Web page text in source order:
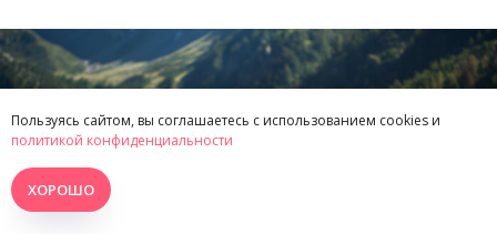
Пользуясь сайтом, вы соглашаетесь с использованием cookies и
политикой конфиденциальности
ХОРОШО